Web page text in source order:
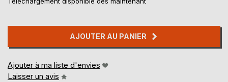
AJOUTER AU PANIER
Ajouter à ma liste d'envies
Laisser un avis